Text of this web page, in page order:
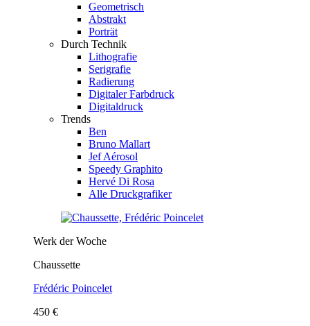
Geometrisch
Abstrakt
Porträt
Durch Technik
Lithografie
Serigrafie
Radierung
Digitaler Farbdruck
Digitaldruck
Trends
Ben
Bruno Mallart
Jef Aérosol
Speedy Graphito
Hervé Di Rosa
Alle Druckgrafiker
Werk der Woche
Chaussette
Frédéric Poincelet
450 €